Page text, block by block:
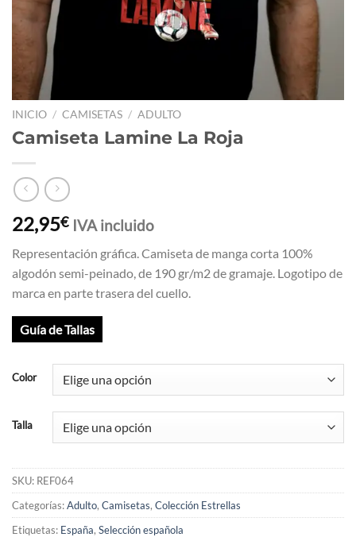
INICIO / CAMISETAS / ADULTO
Camiseta Lamine La Roja
22,95€ IVA incluido
Representación gráfica. Camiseta de manga corta 100%
algodón semi-peinado, de 190 gr/m2 de gramaje. Logotipo de
marca en parte trasera del cuello.
Guía de Tallas
Color
Talla
SKU: REF064
Categorías:Adulto, Camisetas, Colección Estrellas
Etiquetas: España, Selección española